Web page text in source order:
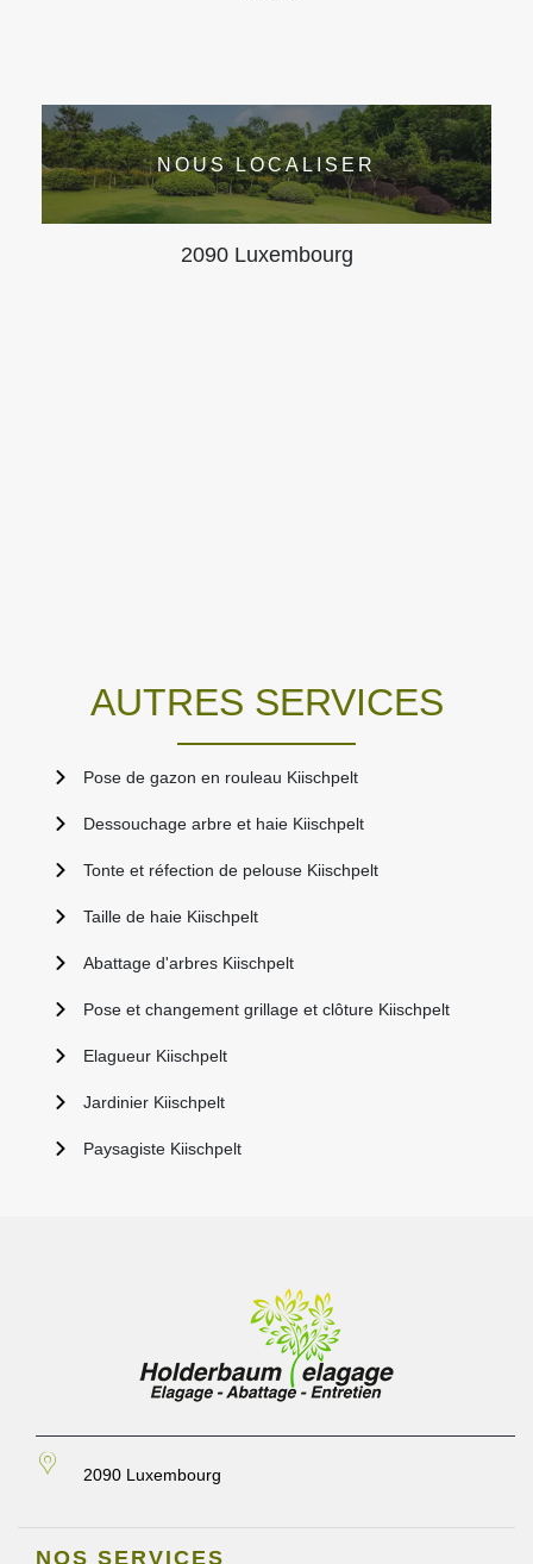
NOUS LOCALISER
2090 Luxembourg
AUTRES SERVICES
Pose de gazon en rouleau Kiischpelt
Dessouchage arbre et haie Kiischpelt
Tonte et réfection de pelouse Kiischpelt
Taille de haie Kiischpelt
Abattage d'arbres Kiischpelt
Pose et changement grillage et clôture Kiischpelt
Elagueur Kiischpelt
Jardinier Kiischpelt
Paysagiste Kiischpelt
2090 Luxembourg
NOS SERVICES